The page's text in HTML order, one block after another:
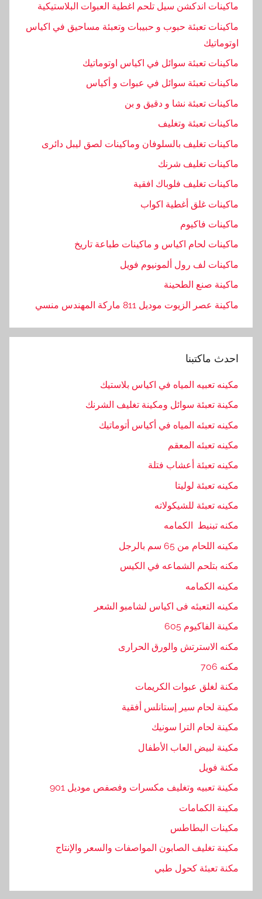
ماكينات اندكشن سيل تلحم اغطية العبوات البلاستيكية
ماكينات تعبئة حبوب و حبيبات وتعبئة مساحيق في اكياس
اوتوماتيك
ماكينات تعبئة سوائل في اكياس اوتوماتيك
ماكينات تعبئة سوائل في عبوات و أكياس
ماكينات تعبئة نشا و دقيق و بن
ماكينات تعبئة وتغليف
ماكينات تغليف بالسلوفان وماكينات لصق ليبل دائرى
ماكينات تغليف شرنك
ماكينات تغليف فلوباك افقية
ماكينات غلق أغطية اكواب
ماكينات فاكيوم
ماكينات لحام اكياس و ماكينات طباعة تاريخ
ماكينات لف رول ألمونيوم فويل
ماكينة صنع الطحينة
ماكينة عصر الزيوت موديل 811 ماركة المهندس منسي
احدث ماكتبنا
مكينه تعبيه المياه في اكياس بلاستيك
مكينة تعبئة سوائل ومكينة تغليف الشرنك
مكينه تعبئه المياه في أكياس أتوماتيك
مكينه تعبئه المعقم
مكينه تعبئة أعشاب فتلة
مكينه تعبئة لوليتا
مكينه تعبئة للشيكولاته
مكنه تبنيط الكمامه
مكينه اللحام من 65 سم بالرجل
مكنه بتلحم الشماعه في الكيس
مكينه الكمامه
مكينه التعبئه فى اكياس لشامبو الشعر
مكينة الفاكيوم 605
مكنه الاسترتش والورق الحرارى
مكنه 706
مكنة لغلق عبوات الكريمات
مكينة لحام سير إستانلس أفقية
مكينة لحام الترا سونيك
مكينة لبيض العاب الأطفال
مكنة فويل
مكينة تعبيه وتغليف مكسرات وفصفص موديل 901
مكينة الكمامات
مكينات البطاطس
مكينة تغليف الصابون المواصفات والسعر والإنتاج
مكنة تعبئة كحول طبي